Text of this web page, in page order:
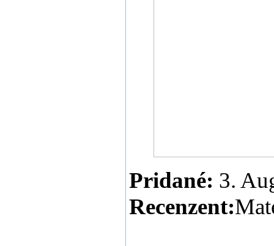
Pridané: 3.
Recenzent: